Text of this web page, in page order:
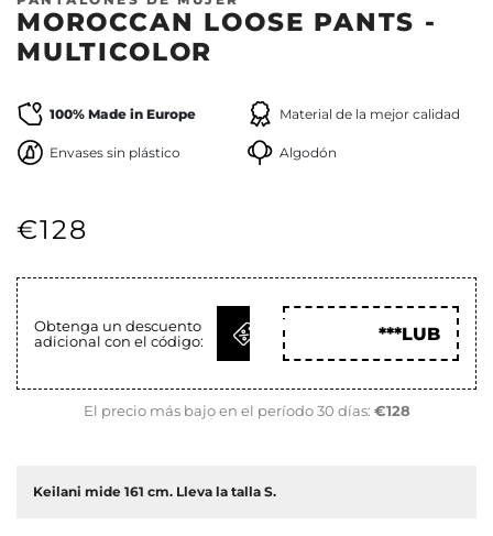
MOROCCAN LOOSE PANTS -
MULTICOLOR
100% Made in Europe Material de la mejor calidad
Envases sin plástico Algodón
€128
Obtenga un descuento
adicional con el código:
OBTENER
***LUB
El precio más bajo en el período 30 días: €128
Keilani mide 161 cm. Lleva la talla S.